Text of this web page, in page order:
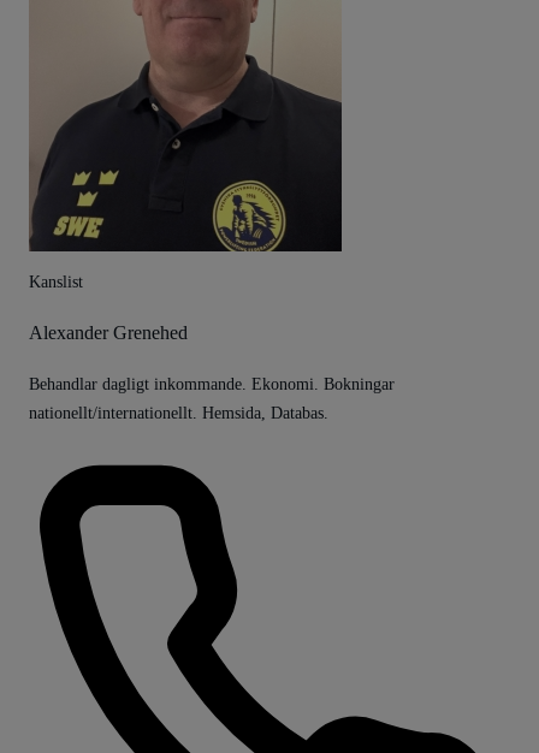
Kanslist
Alexander Grenehed
Behandlar dagligt inkommande. Ekonomi. Bokningar
nationellt/internationellt. Hemsida, Databas.